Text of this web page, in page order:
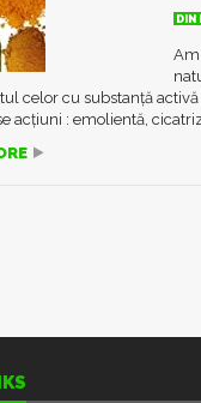
DIN
celor cu substanță
acțiuni : emolientă,